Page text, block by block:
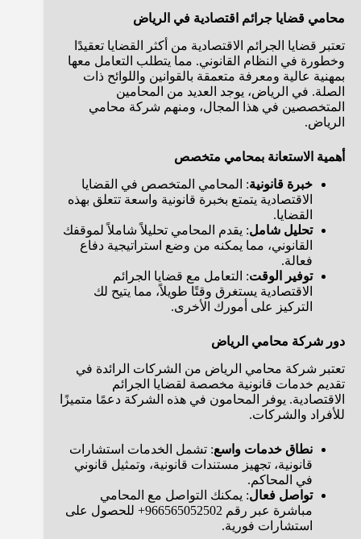
محامي قضايا جرائم اقتصادية في الرياض
تعتبر قضايا الجرائم الاقتصادية من أكثر القضايا تعقيدًا
وخطورة في النظام القانوني. مما يتطلب التعامل معها
بمهنية عالية ومعرفة متعمقة بالقوانين واللوائح ذات
الصلة. في الرياض، يوجد العديد من المحامين
المتخصصين في هذا المجال، ومنهم شركة محامي
الرياض.
أهمية الاستعانة بمحامي متخصص
خبرة قانونية: المحامي المتخصص في القضايا
الاقتصادية يتمتع بخبرة قانونية واسعة تتعلق بهذه
القضايا.
تحليل شامل: يقدم المحامي تحليلاً شاملاً لموقفك
القانوني، مما يمكنه من وضع استراتيجية دفاع
فعالة.
توفير الوقت: التعامل مع قضايا الجرائم
الاقتصادية يستغرق وقتًا طويلاً، مما يتيح لك
التركيز على أمورك الأخرى.
دور شركة محامي الرياض
تعتبر شركة محامي الرياض من الشركات الرائدة في
تقديم خدمات قانونية مخصصة لقضايا الجرائم
الاقتصادية. يوفر المحامون في هذه الشركة دعمًا متميزًا
للأفراد والشركات.
نطاق خدمات واسع: تشمل الخدمات استشارات
قانونية، تجهيز مستندات قانونية، وتمثيل قانوني
في المحاكم.
تواصل فعال: يمكنك التواصل مع المحامي
مباشرة عبر رقم 966565052502+ للحصول على
استشارات فورية.